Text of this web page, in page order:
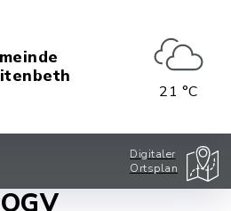
21 °C
Digitaler
Ortsplan